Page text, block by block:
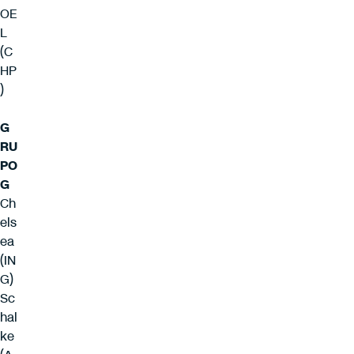
OE
L
(C
HP
)
G
RU
PO
G
Ch
els
ea
(IN
G)
Sc
hal
ke